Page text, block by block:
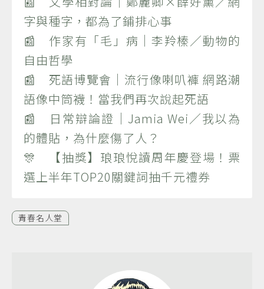
字與種字，都為了鋪排心事
📰 作家有「毛」病｜李羚榛／動物的
自由哲學
📰 死語博覽會｜流行像喇叭褲 網路潮
語像中筒襪！當我們再次說起死語
📰 日常辯論證｜Jamia Wei／我以為
的體貼，為什麼傷了人？
🎊 【抽獎】琅琅悅讀周年慶登場！票
選上半年TOP20關鍵詞抽千元禮券
青春名人堂